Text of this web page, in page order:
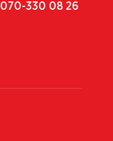
070-330 08 26